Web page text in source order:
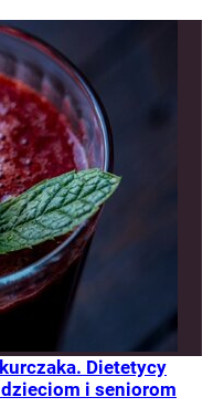
Dietetycy
i seniorom